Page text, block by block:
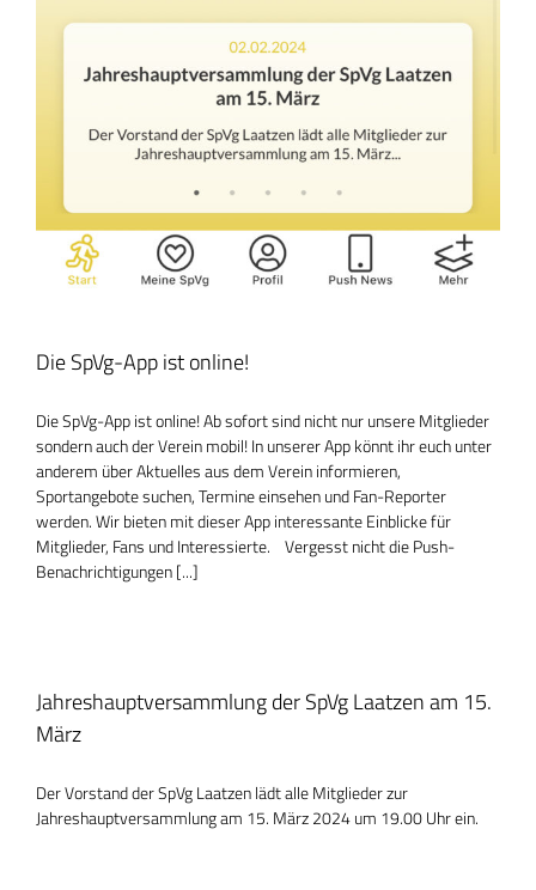
Die SpVg-App ist online!
Die SpVg-App ist online! Ab sofort sind nicht nur unsere Mitglieder
sondern auch der Verein mobil! In unserer App könnt ihr euch unter
anderem über Aktuelles aus dem Verein informieren,
Sportangebote suchen, Termine einsehen und Fan-Reporter
werden. Wir bieten mit dieser App interessante Einblicke für
Mitglieder, Fans und Interessierte. Vergesst nicht die Push-
Benachrichtigungen [...]
Jahreshauptversammlung der SpVg Laatzen am 15.
März
Der Vorstand der SpVg Laatzen lädt alle Mitglieder zur
Jahreshauptversammlung am 15. März 2024 um 19.00 Uhr ein.